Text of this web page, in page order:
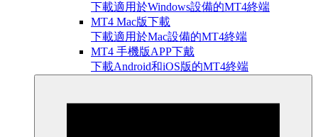
下載適用於Windows設備的MT4終端
MT4 Mac版下載
下載適用於Mac設備的MT4終端
MT4 手機版APP下戴
下載Android和iOS版的MT4終端